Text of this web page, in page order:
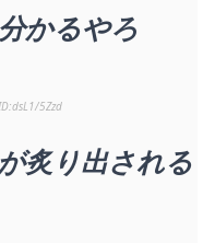
かるやろ
dsL1/5Zzd
炙り出される